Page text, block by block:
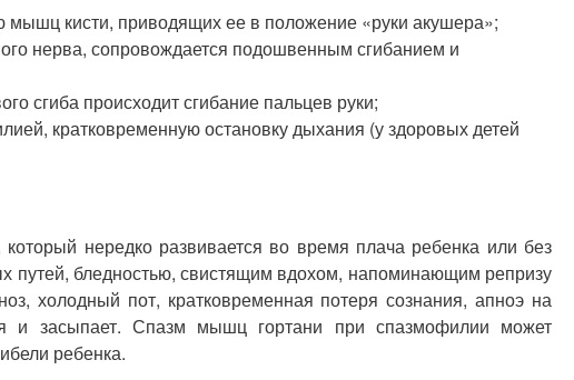
мышц кисти, приводящих ее в положение «руки акушера»;
нерва, сопровождается подошвенным сгибанием и
сгиба происходит сгибание пальцев руки;
кратковременную остановку дыхания (у здоровых детей
нередко развивается во время плача ребенка или без
путей, бледностью, свистящим вдохом, напоминающим репризу
холодный пот, кратковременная потеря сознания, апноэ на
и засыпает. Спазм мышц гортани при спазмофилии может
ребенка.